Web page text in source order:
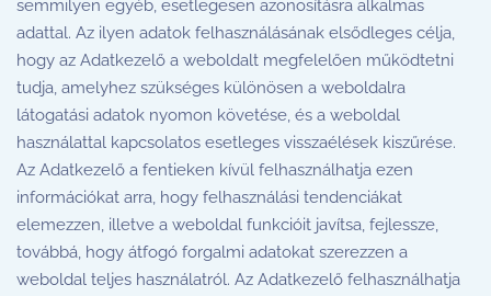
semmilyen egyéb, esetlegesen azonosításra alkalmas
adattal. Az ilyen adatok felhasználásának elsődleges célja,
hogy az Adatkezelő a weboldalt megfelelően működtetni
tudja, amelyhez szükséges különösen a weboldalra
látogatási adatok nyomon követése, és a weboldal
használattal kapcsolatos esetleges visszaélések kiszűrése.
Az Adatkezelő a fentieken kívül felhasználhatja ezen
információkat arra, hogy felhasználási tendenciákat
elemezzen, illetve a weboldal funkcióit javítsa, fejlessze,
továbbá, hogy átfogó forgalmi adatokat szerezzen a
weboldal teljes használatról. Az Adatkezelő felhasználhatja